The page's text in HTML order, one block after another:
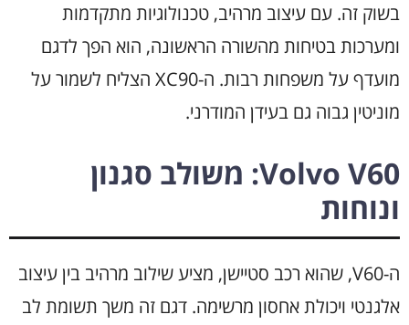
בשוק זה. עם עיצוב מרהיב, טכנולוגיות מתקדמות
ומערכות בטיחות מהשורה הראשונה, הוא הפך לדגם
מועדף על משפחות רבות. ה-XC90 הצליח לשמור על
מוניטין גבוה גם בעידן המודרני.
Volvo V60: משולב סגנון
ונוחות
ה-V60, שהוא רכב סטיישן, מציע שילוב מרהיב בין עיצוב
אלגנטי ויכולת אחסון מרשימה. דגם זה משך תשומת לב